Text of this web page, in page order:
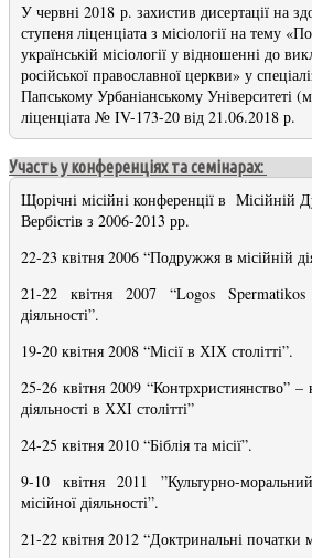
У червні 2018 р. захистив дисертації на
ступеня ліценціата з місіології на тему
українській місіології у відношенні до
російської православної церкви» у
Папському Урбаніанському Університеті
ліценціата № IV-173-20 від 21.06.2018 р.
Участь у конференціях та семінарах:
Щорічні місійні конференції в Місійній
Вербістів з 2006-2013 рр.
22-23 квітня 2006 “Подружжя в місійній
21-22 квітня 2007 “Logos Spermatikos
діяльності”.
19-20 квітня 2008 “Місії в ХІХ столітті”.
25-26 квітня 2009 “Контрхристиянство” –
діяльності в ХХІ столітті”
24-25 квітня 2010 “Біблія та місії”.
9-10 квітня 2011 ”Культурно-
місійної діяльності”.
21-22 квітня 2012 “Доктринальні початки